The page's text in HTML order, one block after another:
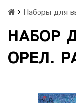
Наборы для
НАБОР
ОРЕЛ.